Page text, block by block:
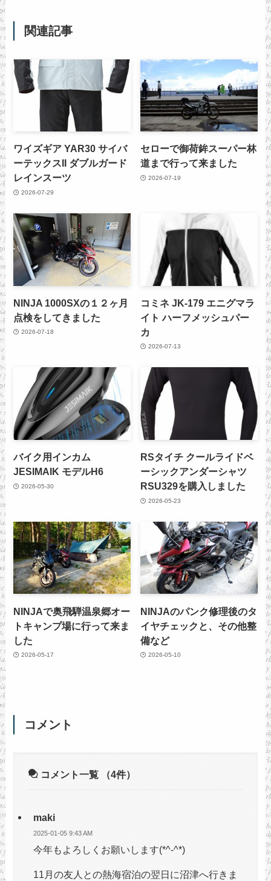
関連記事
ワイズギア YAR30 サイバ
ーテックスII ダブルガード
レインスーツ
2026-07-29
セローで御荷鉾スーパー林
道まで行って来ました
2026-07-19
NINJA 1000SXの１２ヶ月
点検をしてきました
2026-07-18
コミネ JK-179 エニグマラ
イト ハーフメッシュパー
カ
2026-07-13
バイク用インカム
JESIMAIK モデルH6
2026-05-30
RSタイチ クールライドベ
ーシックアンダーシャツ
RSU329を購入しました
2026-05-23
NINJAで奥飛騨温泉郷オー
トキャンプ場に行って来ま
した
2026-05-17
NINJAのパンク修理後のタ
イヤチェックと、その他整
備など
2026-05-10
コメント
コメント一覧 （4件）
maki
2025-01-05 9:43 AM
今年もよろしくお願いします(*^-^*)
11月の友人との熱海宿泊の翌日に沼津へ行きま